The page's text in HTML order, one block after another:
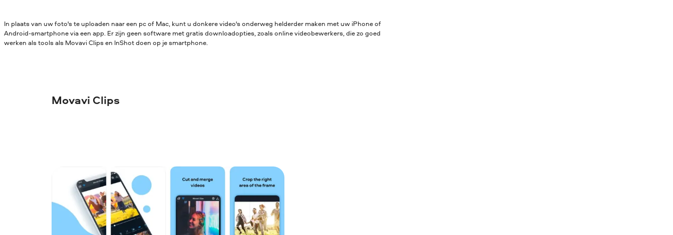
In plaats van uw foto's te uploaden naar een pc of Mac, kunt u donkere video's onderweg helderder maken met uw iPhone of
Android-smartphone via een app. Er zijn geen software met gratis downloadopties, zoals online videobewerkers, die zo goed
werken als tools als Movavi Clips en InShot doen op je smartphone.
Movavi Clips